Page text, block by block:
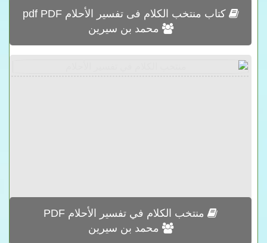
كتاب منتخب الكلام فى تفسير الأحلام pdf PDF
محمد بن سيرين
منتخب الكلام في تفسير الأحلام PDF
محمد بن سيرين